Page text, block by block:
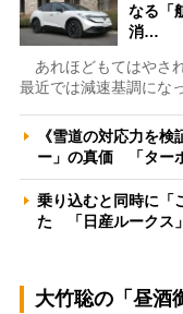
なる「
消…
あれほどもてはやさ
最近では減速基調にな
《雪道の対応力を
ー」の真価 「ター
乗り込むと同時に「
た 「日産ルークス
大竹聡の「昼酒